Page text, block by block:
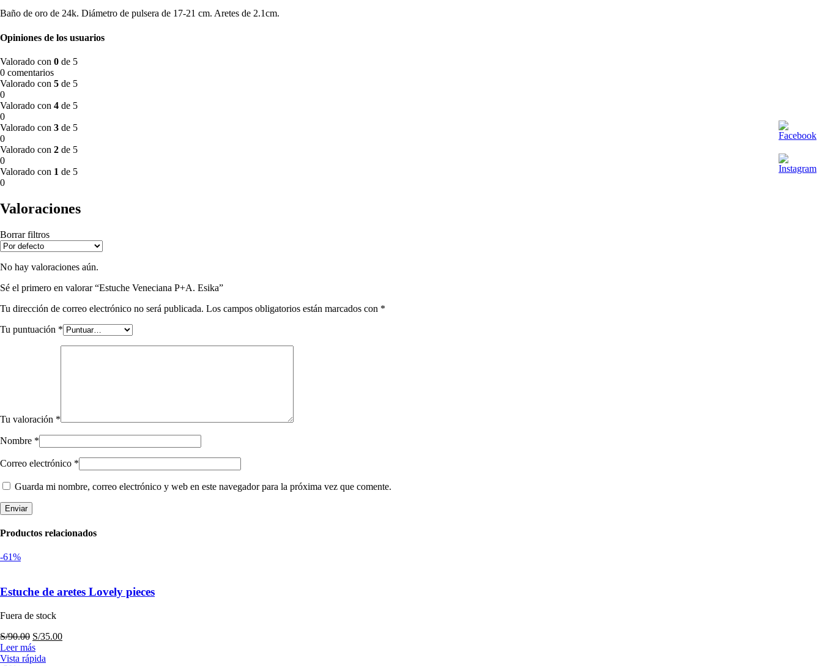
Baño de oro de 24k. Diámetro de pulsera de 17-21 cm. Aretes de 2.1cm.
Opiniones de los usuarios
Valorado con 0 de 5
0 comentarios
Valorado con 5 de 5
0
Valorado con 4 de 5
0
Valorado con 3 de 5
0
Valorado con 2 de 5
0
Valorado con 1 de 5
0
Valoraciones
Borrar filtros
No hay valoraciones aún.
Sé el primero en valorar “Estuche Veneciana P+A. Esika”
Tu dirección de correo electrónico no será publicada. Los campos obligatorios están marcados con *
Tu puntuación *
Tu valoración *
Nombre *
Correo electrónico *
Guarda mi nombre, correo electrónico y web en este navegador para la próxima vez que comente.
Productos relacionados
-61%
Estuche de aretes Lovely pieces
Fuera de stock
S/90.00 El
precio
original
S/35.00El
Leer más
Vista rápida